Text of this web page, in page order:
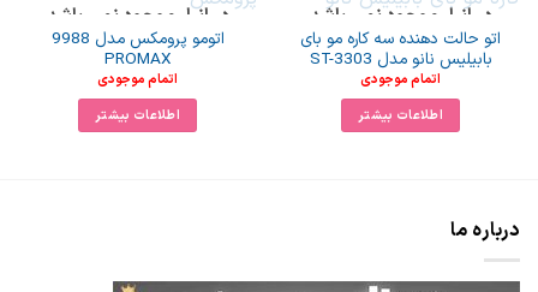
در انبار موجود نمی باشد
اتو حالت دهنده سه کاره مو بای
بابیلیس نانو مدل ST-3303
اتمام موجودی
اطلاعات بیشتر
در انبار موجود نمی باشد
اتومو پرومکس مدل 9988
PROMAX
اتمام موجودی
اطلاعات بیشتر
درباره ما